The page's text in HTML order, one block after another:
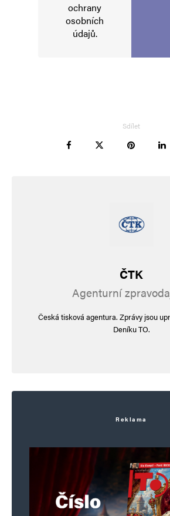
ochrany
osobních
údajů.
Sdílet
ČTK
Agenturní
Česká tisková agentura. Zprávy jsou
Deníku TO.
Reklama